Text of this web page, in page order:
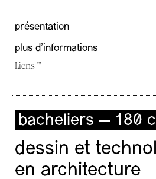
présentation
plus d'informations
Liens ""
bacheliers — 180
dessin et
en architecture